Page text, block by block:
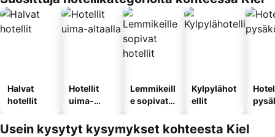
Halvat
hotellit
Hotellit
uima-
Lemmikeill
e sopivat
Kylpylähot
ellit
Usein kysytyt kysymykset kohteesta Kiel